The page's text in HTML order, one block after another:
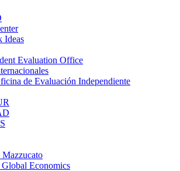
Ideas
Evaluation Office
de Evaluación Independiente
Economics